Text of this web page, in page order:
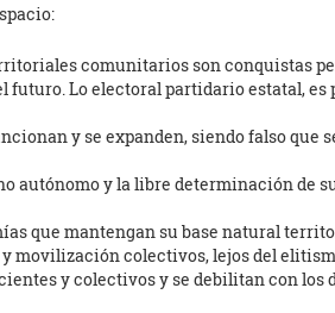
comunitarios son conquistas
futuro. Lo electoral partidario estatal, es
y se expanden, siendo falso que
autónomo y la libre determinación de
que mantengan su base natural
movilización colectivos, lejos del
y colectivos y se debilitan con los